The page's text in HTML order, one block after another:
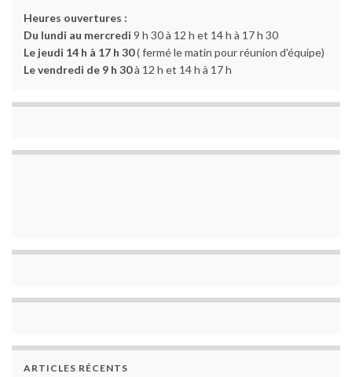
Heures ouvertures :
Du lundi au mercredi 9 h 30 à 12 h et 14 h à 17 h 30
Le jeudi 14 h à 17 h 30( fermé le matin pour réunion d'équipe)
Le vendredi de 9 h 30à 12 h et 14 h à 17 h
ARTICLES RÉCENTS